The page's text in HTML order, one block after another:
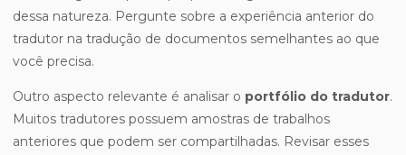
dessa natureza. Pergunte sobre a experiência anterior do
tradutor na tradução de documentos semelhantes ao que
você precisa.
Outro aspecto relevante é analisar o portfólio do tradutor.
Muitos tradutores possuem amostras de trabalhos
anteriores que podem ser compartilhadas. Revisar esses